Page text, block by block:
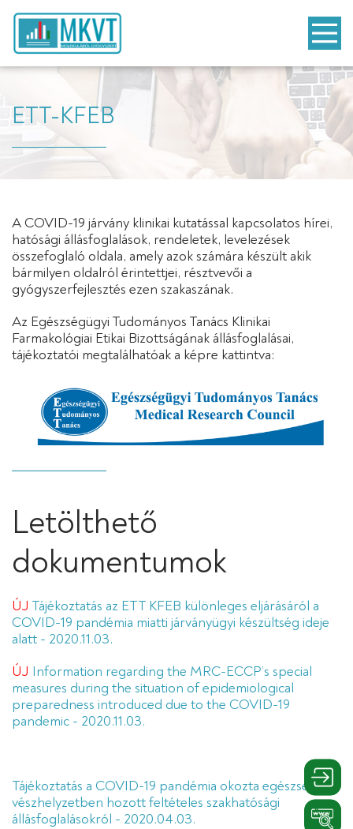
ETT-KFEB
A COVID-19 járvány klinikai kutatással kapcsolatos hírei,
hatósági állásfoglalások, rendeletek, levelezések
összefoglaló oldala, amely azok számára készült akik
bármilyen oldalról érintettjei, résztvevői a
gyógyszerfejlesztés ezen szakaszának.
Az Egészségügyi Tudományos Tanács Klinikai
Farmakológiai Etikai Bizottságának állásfoglalásai,
tájékoztatói megtalálhatóak a képre kattintva:
Letölthető
dokumentumok
ÚJ Tájékoztatás az ETT KFEB különleges eljárásáról a
COVID-19 pandémia miatti járványügyi készültség ideje
alatt - 2020.11.03.
ÚJ Information regarding the MRC-ECCP’s special
measures during the situation of epidemiological
preparedness introduced due to the COVID-19
pandemic - 2020.11.03.
Tájékoztatás a COVID-19 pandémia okozta egészségügyi
vészhelyzetben hozott feltételes szakhatósági
állásfoglalásokról - 2020.04.03.